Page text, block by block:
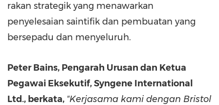
rakan strategik yang menawarkan
penyelesaian saintifik dan pembuatan yang
bersepadu dan menyeluruh.
Peter Bains, Pengarah Urusan dan Ketua
Pegawai Eksekutif, Syngene International
Ltd., berkata, "Kerjasama kami dengan Bristol